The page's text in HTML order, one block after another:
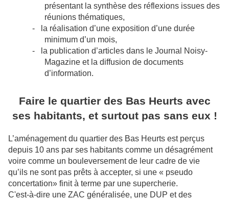
présentant la synthèse des réflexions issues des
réunions thématiques,
-
la réalisation d’une exposition d’une durée
minimum d’un mois,
-
la publication d’articles dans le Journal Noisy-
Magazine et la diffusion de documents
d’information.
Faire le quartier des Bas Heurts avec
ses habitants, et surtout pas sans eux !
L’aménagement du quartier des Bas Heurts est perçus
depuis 10 ans par ses habitants comme un désagrément
voire comme un bouleversement de leur cadre de vie
qu’ils ne sont pas prêts à accepter, si une « pseudo
concertation» finit à terme par une supercherie.
C'est-à-dire une ZAC généralisée, une DUP et des